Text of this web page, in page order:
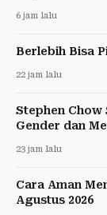
6 jam lalu
Berlebih Bisa
22 jam lalu
Stephen
Gender dan
23 jam lalu
Cara Aman
Agustus 2026